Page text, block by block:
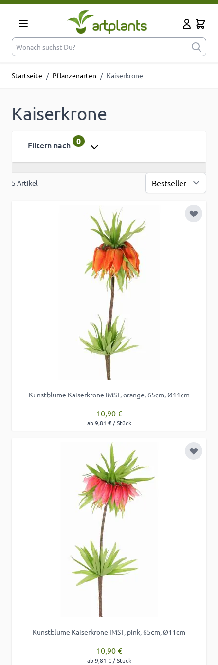
Zum Inhalt springen
Cart
Startseite / Pflanzenarten / Kaiserkrone
Kaiserkrone
Filtern nach 0
5 Artikel
Zur
Kunstblume Kaiserkrone IMST, orange, 65cm, Ø11cm
10,90 €
ab 9,81 € / Stück
Zur
Kunstblume Kaiserkrone IMST, pink, 65cm, Ø11cm
10,90 €
ab 9,81 € / Stück